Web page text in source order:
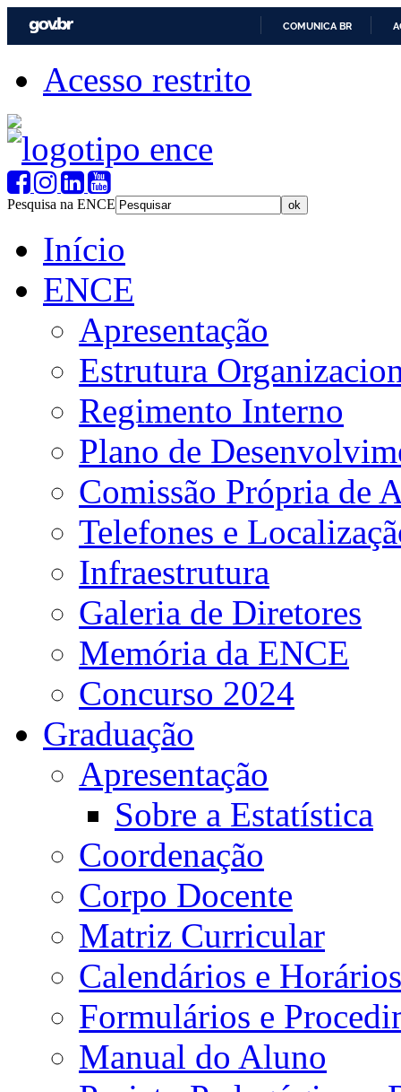
COMUNICA BR
Acesso restrito
Pesquisa na ENCE
Início
ENCE
Apresentação
Estrutura
Regimento Interno
Plano de
Comissão Própria de
Telefones e
Infraestrutura
Galeria de Diretores
Memória da ENCE
Concurso 2024
Graduação
Apresentação
Sobre a Estatística
Coordenação
Corpo Docente
Matriz Curricular
Calendários e Horários
Formulários e
Manual do Aluno